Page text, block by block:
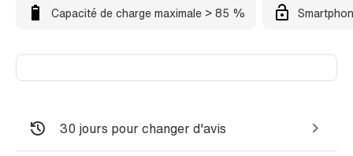
Capacité de charge maximale > 85 %
30 jours pour changer d'avis